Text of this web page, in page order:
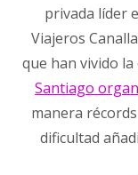
privada líder
Viajeros
que han vivido
Santiago
manera
dificultad